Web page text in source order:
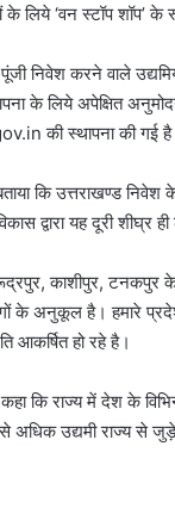
के लिये ‘वन स्टॉप शॉप’
निवेश करने वाले
के लिये अपेक्षित
की स्थापना की गई
कि उत्तराखण्ड
द्वारा यह दूरी शीघ्र ही
रूद्रपुर, काशीपुर,
के अनुकूल है। हमारे
आकर्षित हो रहे है।
कि राज्य में देश के
उद्यमी राज्य से